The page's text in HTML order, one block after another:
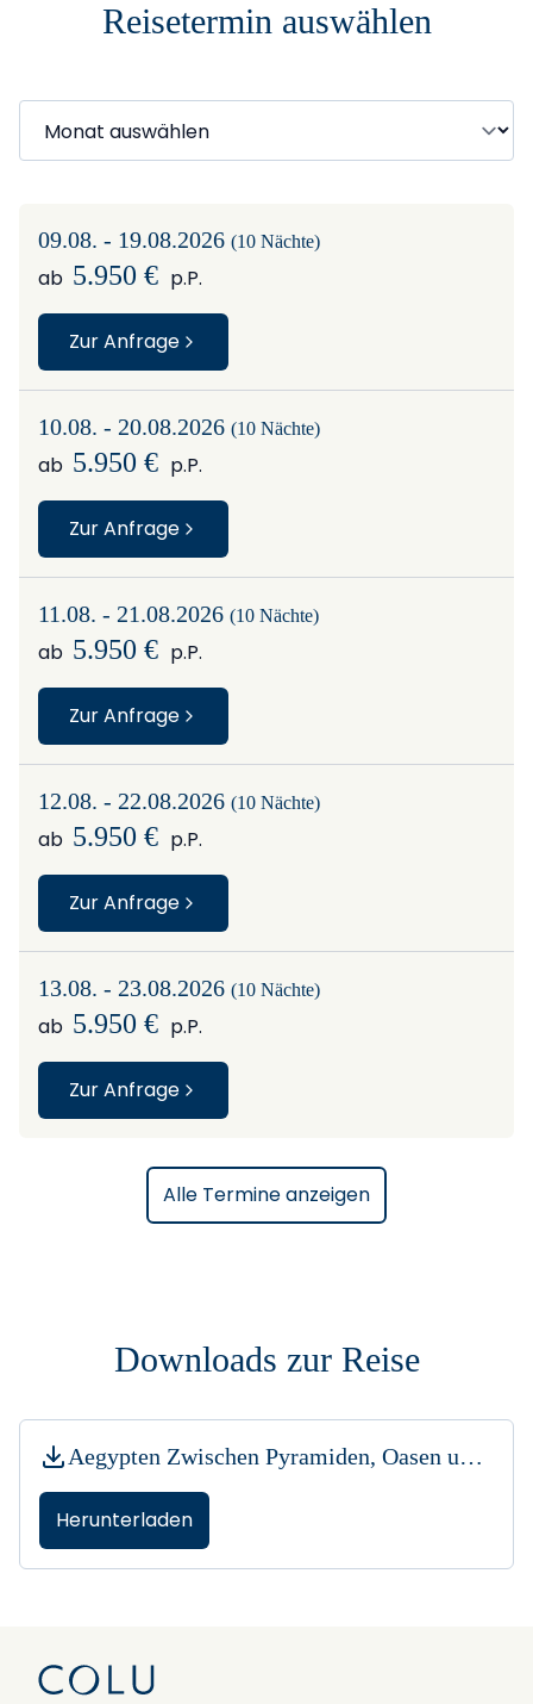
Reisetermin auswählen
09.08. - 19.08.2026 (10 Nächte)
ab 5.950 € p.P.
Zur Anfrage
10.08. - 20.08.2026 (10 Nächte)
ab 5.950 € p.P.
Zur Anfrage
11.08. - 21.08.2026 (10 Nächte)
ab 5.950 € p.P.
Zur Anfrage
12.08. - 22.08.2026 (10 Nächte)
ab 5.950 € p.P.
Zur Anfrage
13.08. - 23.08.2026 (10 Nächte)
ab 5.950 € p.P.
Zur Anfrage
Alle Termine anzeigen
Downloads zur Reise
Aegypten Zwischen Pyramiden, Oasen und Geschichte 26.pdf
Herunterladen